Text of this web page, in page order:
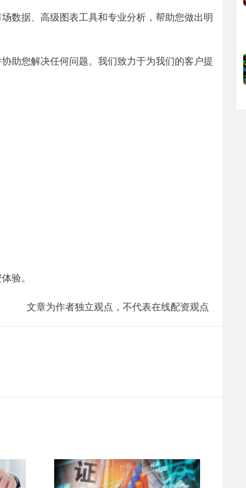
数据、高级图表工具和专业分析，帮助您做出明
助您解决任何问题。我们致力于为我们的客户提
验。
文章为作者独立观点，不代表在线配资观点